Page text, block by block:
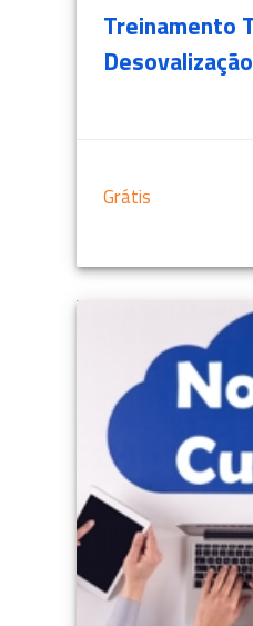
Treinamento
Grátis